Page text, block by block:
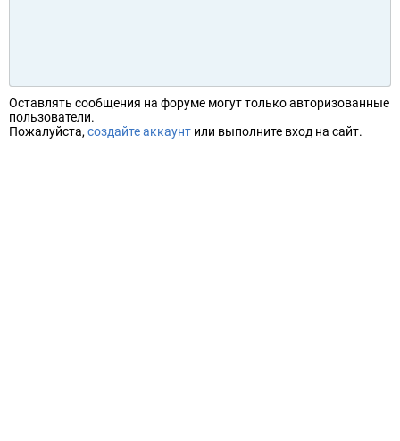
Оставлять сообщения на форуме могут только авторизованные
пользователи.
Пожалуйста, создайте аккаунт или выполните вход на сайт.